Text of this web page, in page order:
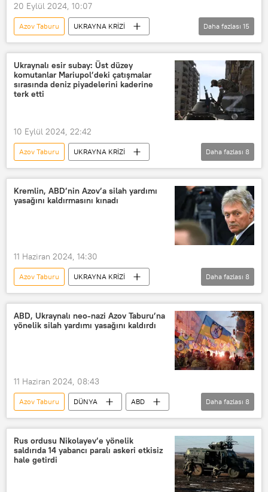
20 Eylül 2024, 10:07
Azov Taburu
UKRAYNA KRİZİ
Ukrayna
Ukrayna Silahlı Kuvvetleri
Ukrayna krizi
Ukrayna ordusu
Harkov
Sergey Lebedev
Rusya
Rusya Silahlı Kuvvetleri
Dmitriy Peskov
Azov
Azov taburu
Paralı asker
Daha fazlası 15
Ukraynalı esir subay: Üst düzey
komutanlar Mariupol’deki çatışmalar
sırasında deniz piyadelerini kaderine
terk etti
10 Eylül 2024, 22:42
Azov Taburu
UKRAYNA KRİZİ
Mariupol
Ukrayna Silahlı Kuvvetleri
Azovstal
deniz piyadesi
Mariupol saldırısı
Daha fazlası 8
Kremlin, ABD’nin Azov’a silah yardımı
yasağını kaldırmasını kınadı
11 Haziran 2024, 14:30
Azov Taburu
UKRAYNA KRİZİ
Rusya
Kremlin
Dmitriy Peskov
Ukrayna
Ukrayna ordusu
Azov
Daha fazlası 8
ABD, Ukraynalı neo-nazi Azov Taburu’na
yönelik silah yardımı yasağını kaldırdı
11 Haziran 2024, 08:43
Azov Taburu DÜNYA
ABD
ABD Dışişleri Bakanlığı
Ukrayna
Ukrayna krizi
Silah yardımı
Neo-Nazi
Ukrayna İçişleri Bakanlığı
Daha fazlası 8
Rus ordusu Nikolayev’e yönelik
saldırıda 14 yabancı paralı askeri etkisiz
hale getirdi